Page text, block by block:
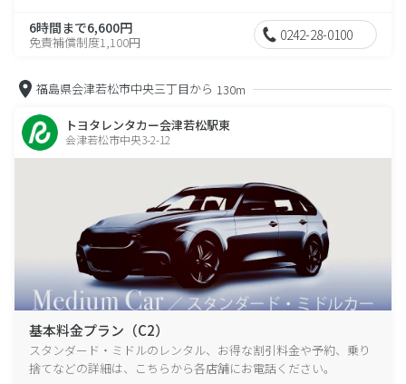
6時間まで6,600円
免責補償制度1,100円 0242-28-0100
福島県会津若松市中央三丁目から 130m
トヨタレンタカー会津若松駅東
会津若松市中央3-2-12
基本料金プラン（C2）
スタンダード・ミドルのレンタル、お得な割引料金や予約、乗り
捨てなどの詳細は、こちらから各店舗にお電話ください。